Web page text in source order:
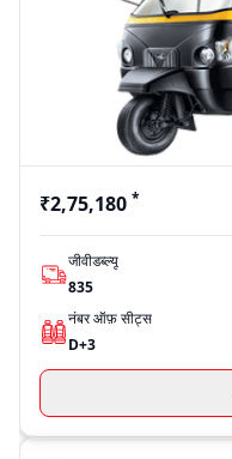
₹2,75,180 *
जीवीडब्ल्यू
835
नंबर ऑफ़ सीट्स
D+3